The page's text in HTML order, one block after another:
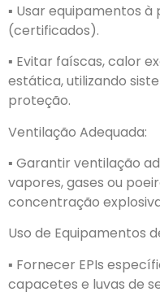
▪︎ Usar equipamentos
(certificados).
▪︎ Evitar faíscas, calor
estática, utilizando
proteção.
Ventilação Adequada:
▪︎ Garantir ventilação
vapores, gases ou
concentração
Uso de Equipamentos
▪︎ Fornecer EPIs
capacetes e luvas de